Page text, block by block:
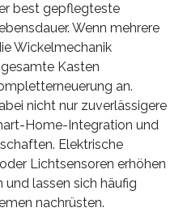
best gepflegteste
Wenn mehrere
Wickelmechanik
Kasten
an.
nicht nur zuverlässigere
Home-Integration und
Elektrische
Lichtsensoren erhöhen
lassen sich häufig
nachrüsten.